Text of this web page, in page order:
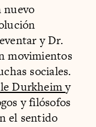
nuevo
y Dr.
movimientos
sociales.
Durkheimy
y filósofos
el sentido